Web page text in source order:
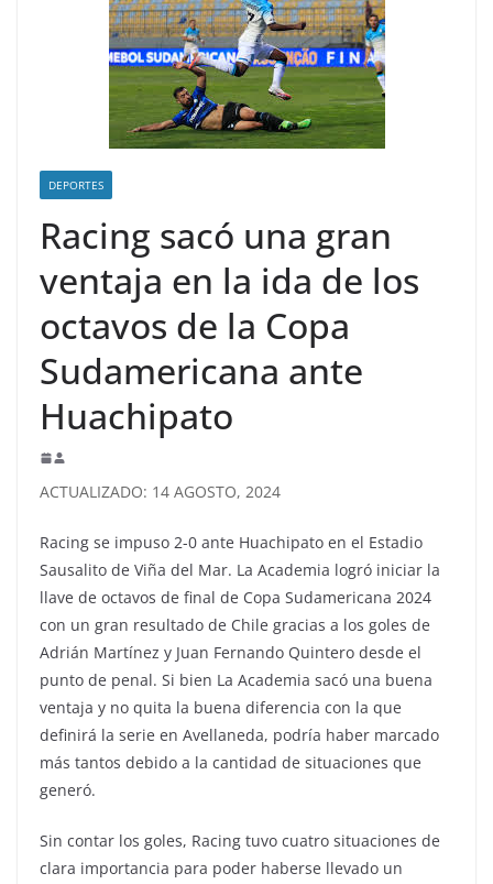
DEPORTES
Racing sacó una gran
ventaja en la ida de los
octavos de la Copa
Sudamericana ante
Huachipato
ACTUALIZADO: 14 AGOSTO, 2024
Racing se impuso 2-0 ante Huachipato en el Estadio
Sausalito de Viña del Mar. La Academia logró iniciar la
llave de octavos de final de Copa Sudamericana 2024
con un gran resultado de Chile gracias a los goles de
Adrián Martínez y Juan Fernando Quintero desde el
punto de penal. Si bien La Academia sacó una buena
ventaja y no quita la buena diferencia con la que
definirá la serie en Avellaneda, podría haber marcado
más tantos debido a la cantidad de situaciones que
generó.
Sin contar los goles, Racing tuvo cuatro situaciones de
clara importancia para poder haberse llevado un